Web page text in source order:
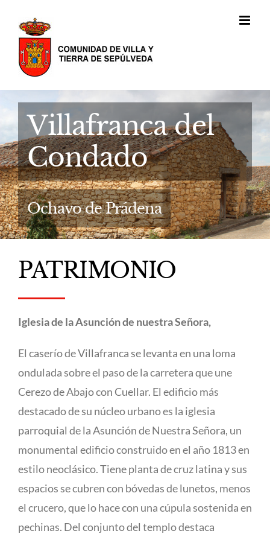
contenido
Villafranca del
Condado
Ochavo de Prádena
PATRIMONIO
Iglesia de la Asunción de nuestra Señora,
El caserío de Villafranca se levanta en una loma
ondulada sobre el paso de la carretera que une
Cerezo de Abajo con Cuellar. El edificio más
destacado de su núcleo urbano es la iglesia
parroquial de la Asunción de Nuestra Señora, un
monumental edificio construido en el año 1813 en
estilo neoclásico. Tiene planta de cruz latina y sus
espacios se cubren con bóvedas de lunetos, menos
el crucero, que lo hace con una cúpula sostenida en
pechinas. Del conjunto del templo destaca